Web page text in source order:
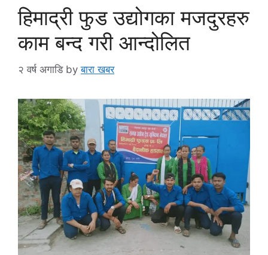
हिमाद्री फुड उद्योगका मजदुरहरु
काम बन्द गरी आन्दोलित
२ वर्ष अगाडि byबारा खबर